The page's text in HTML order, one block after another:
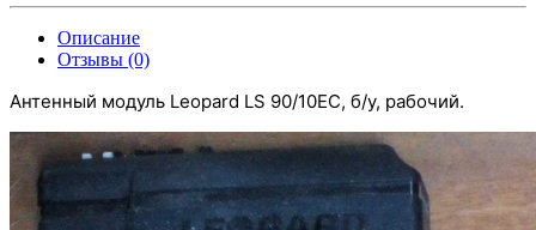
Описание
Отзывы (0)
Антенный модуль Leopard LS 90/10EC, б/у, рабочий.